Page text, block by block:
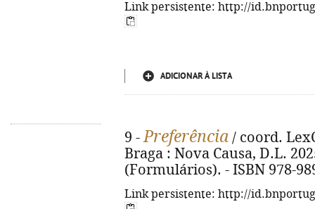
Link persistente: http://
ADICIONAR À LISTA
9 -Preferência / coord.
Braga : Nova Causa, D.L.
(Formulários). - ISBN 978-
Link persistente: http://